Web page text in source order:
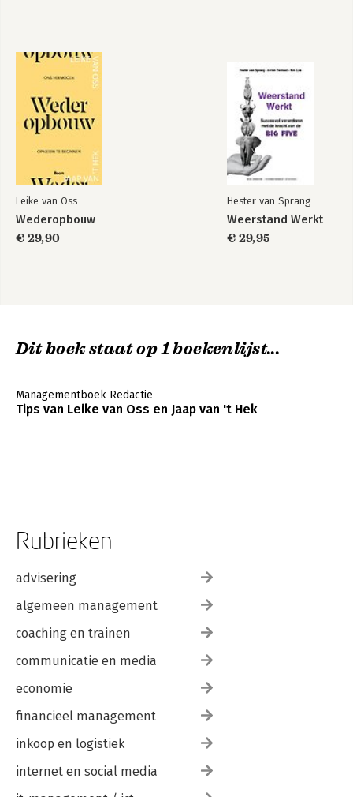
Leike van Oss
Wederopbouw
€ 29,90
Hester van Sprang
Weerstand Werkt
€ 29,95
Dit boek staat op 1 boekenlijst...
Managementboek Redactie
Tips van Leike van Oss en Jaap van 't Hek
Rubrieken
advisering
algemeen management
coaching en trainen
communicatie en media
economie
financieel management
inkoop en logistiek
internet en social media